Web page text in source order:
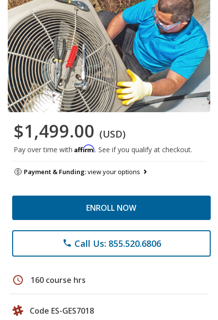
$1,499.00 (USD)
Pay over time with Affirm. See if you qualify at checkout.
Payment & Funding:view your options
ENROLL NOW
phone Call Us: 855.520.6806
schedule 160 course hrs
Code ES-GES7018